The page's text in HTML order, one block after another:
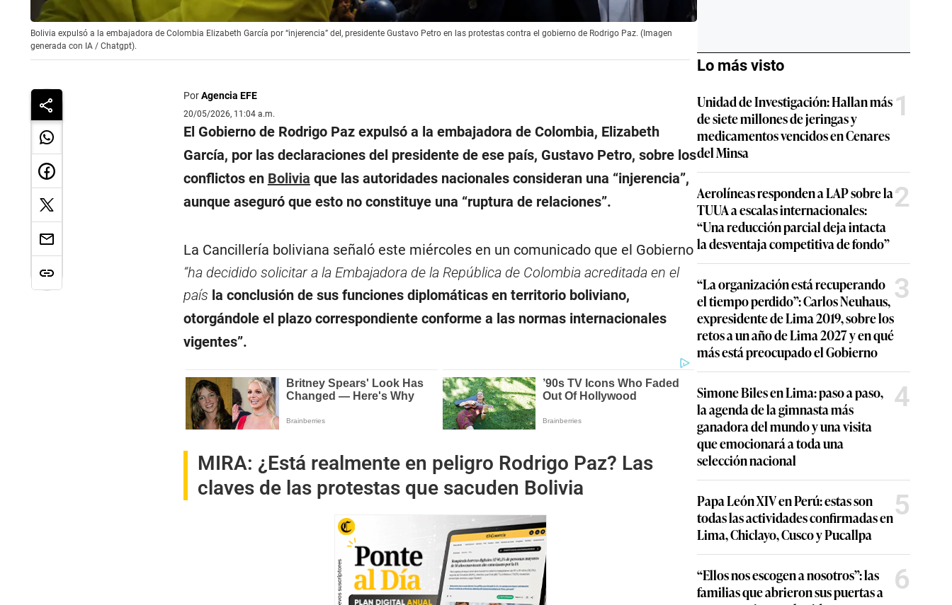
Bolivia expulsó a la embajadora de Colombia Elizabeth García por “injerencia” del, presidente Gustavo Petro en las protestas contra el gobierno de Rodrigo Paz. (Imagen
generada con IA / Chatgpt).
PorAgencia EFE
20/05/2026, 11:04 a.m.
El Gobierno de Rodrigo Paz expulsó a la embajadora de Colombia, Elizabeth
García, por las declaraciones del presidente de ese país, Gustavo Petro, sobre los
conflictos en Bolivia que las autoridades nacionales consideran una “injerencia”,
aunque aseguró que esto no constituye una “ruptura de relaciones”.
La Cancillería boliviana señaló este miércoles en un comunicado que el Gobierno
“ha decidido solicitar a la Embajadora de la República de Colombia acreditada en el
país la conclusión de sus funciones diplomáticas en territorio boliviano,
otorgándole el plazo correspondiente conforme a las normas internacionales
vigentes”.
MIRA: ¿Está realmente en peligro Rodrigo Paz? Las
claves de las protestas que sacuden Bolivia
Lo más visto
Unidad de Investigación: Hallan más
de siete millones de jeringas y
medicamentos vencidos en Cenares
del Minsa
1
Aerolíneas responden a LAP sobre la
TUUA a escalas internacionales:
“Una reducción parcial deja intacta
la desventaja competitiva de fondo”
2
“La organización está recuperando
el tiempo perdido”: Carlos Neuhaus,
expresidente de Lima 2019, sobre los
retos a un año de Lima 2027 y en qué
más está preocupado el Gobierno
3
Simone Biles en Lima: paso a paso,
la agenda de la gimnasta más
ganadora del mundo y una visita
que emocionará a toda una
selección nacional
4
Papa León XIV en Perú: estas son
todas las actividades confirmadas en
Lima, Chiclayo, Cusco y Pucallpa
5
“Ellos nos escogen a nosotros”: las
familias que abrieron sus puertas a
6